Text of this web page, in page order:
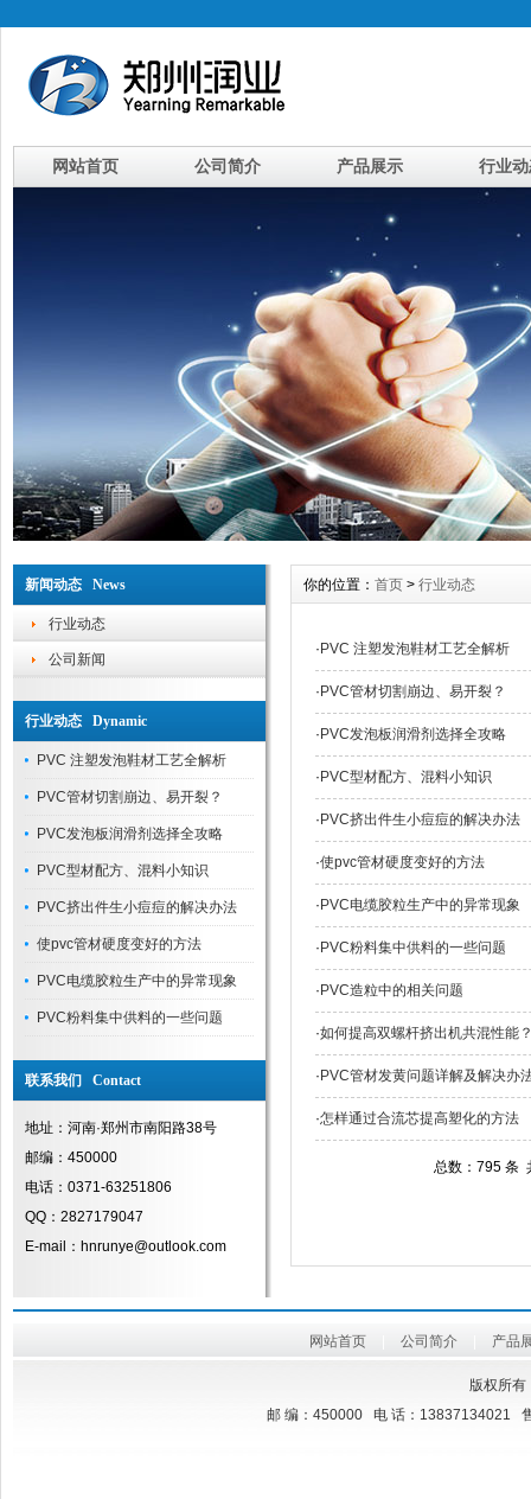
网站首页 公司简介 产品展示 行业
新闻动态 News
行业动态
公司新闻
行业动态 Dynamic
PVC 注塑发泡鞋材工艺全解析
PVC管材切割崩边、易开裂？
PVC发泡板润滑剂选择全攻略
PVC型材配方、混料小知识
PVC挤出件生小痘痘的解决办法
使pvc管材硬度变好的方法
PVC电缆胶粒生产中的异常现象
PVC粉料集中供料的一些问题
联系我们 Contact
地址：河南·郑州市南阳路38号
邮编：450000
电话：0371-63251806
QQ：2827179047
E-mail：hnrunye@outlook.com
你的位置： 首页 > 行业动态
· PVC 注塑发泡鞋材工艺全解析
· PVC管材切割崩边、易开裂？
· PVC发泡板润滑剂选择全攻略
· PVC型材配方、混料小知识
· PVC挤出件生小痘痘的解决办法
·使pvc管材硬度变好的方法
· PVC电缆胶粒生产中的异常现象
· PVC粉料集中供料的一些问题
· PVC造粒中的相关问题
·如何提高双螺杆挤出机共混性能
· PVC管材发黄问题详解及解决办
·怎样通过合流芯提高塑化的方法
总数：795
网站首页 公司简介 产品
版权所
邮 编：450000 电 话：13837134021